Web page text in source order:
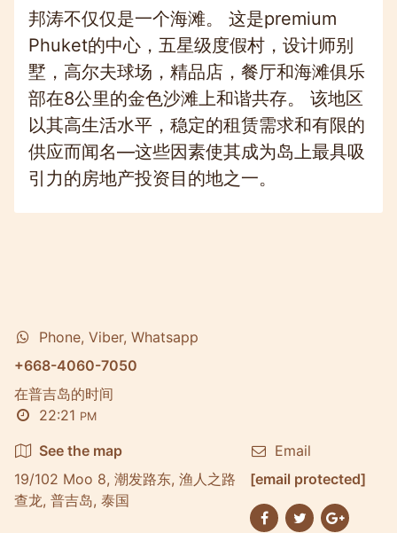
邦涛不仅仅是一个海滩。 这是premium
Phuket的中心，五星级度假村，设计师别
墅，高尔夫球场，精品店，餐厅和海滩俱乐
部在8公里的金色沙滩上和谐共存。 该地区
以其高生活水平，稳定的租赁需求和有限的
供应而闻名—这些因素使其成为岛上最具吸
引力的房地产投资目的地之一。
Phone, Viber, Whatsapp
+668-4060-7050
在普吉岛的时间
22:21 PM
See the map
19/102 Moo 8, 潮发路东, 渔人之路
查龙, 普吉岛, 泰国
Email
[email protected]